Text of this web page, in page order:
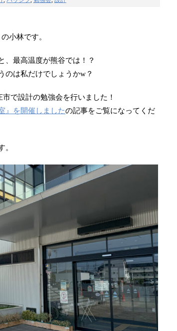
小林です。
、最高温度が熊谷では！？
のは私だけでしょうかw？
で設計の勉強会を行いました！
』を開催しましたの記事をご覧になってくだ
。